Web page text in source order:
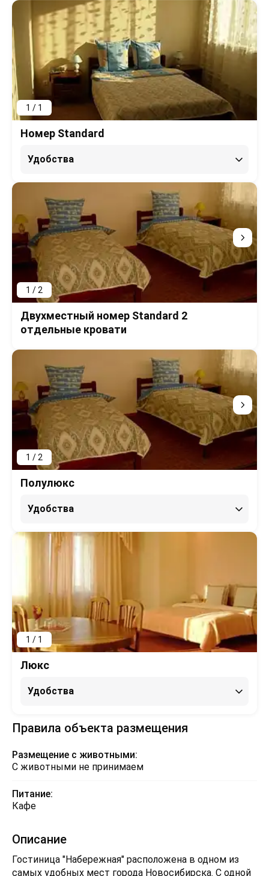
1 / 1
Номер Standard
Удобства
1 / 2
Двухместный номер Standard 2
отдельные кровати
1 / 2
Полулюкс
Удобства
1 / 1
Люкс
Удобства
Правила объекта размещения
Размещение с животными:
С животными не принимаем
Питание:
Кафе
Описание
Гостиница "Набережная" расположена в одном из
самых удобных мест города Новосибирска. С одной